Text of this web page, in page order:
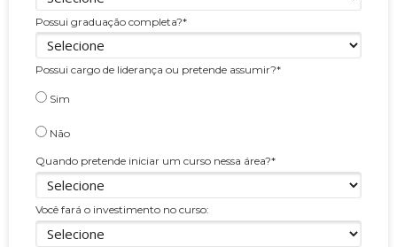
Possui graduação completa?*
Possui cargo de liderança ou pretende assumir?*
Sim
Não
Quando pretende iniciar um curso nessa área?*
Você fará o investimento no curso: